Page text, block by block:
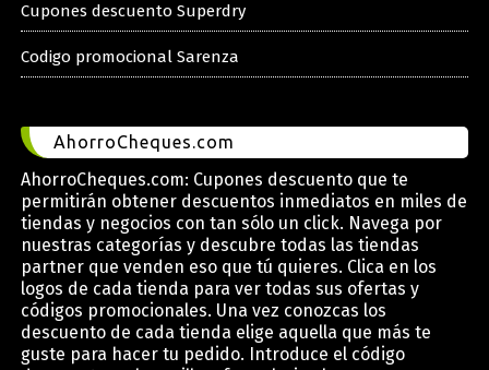
Cupones descuento Superdry
Codigo promocional Sarenza
AhorroCheques.com
AhorroCheques.com: Cupones descuento que te
permitirán obtener descuentos inmediatos en miles de
tiendas y negocios con tan sólo un click. Navega por
nuestras categorías y descubre todas las tiendas
partner que venden eso que tú quieres. Clica en los
logos de cada tienda para ver todas sus ofertas y
códigos promocionales. Una vez conozcas los
descuento de cada tienda elige aquella que más te
guste para hacer tu pedido. Introduce el código